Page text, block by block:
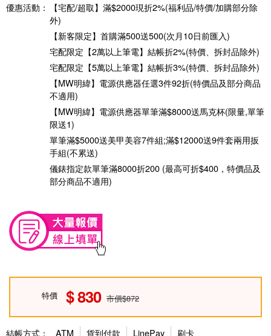
優惠活動：
【宅配/超取】滿$2000現折2%(福利品/特價/加購部分除
外)
【新客限定】首購滿500送500(次月10日前匯入)
宅配限定【2萬以上筆電】結帳折2%(特價、拆封品除外)
宅配限定【5萬以上筆電】結帳折3%(特價、拆封品除外)
【MW明緯】電源供應器任選3件92折(特價品及部分商品
不適用)
【MW明緯】電源供應器單筆滿$8000送馬克杯(限量,單筆
限送1)
單筆滿$5000送美甲美容7件組;滿$12000送9件套兩用扳
手組(不累送)
儀錶指定款單筆滿8000折200 (最高可折$400，特價品及
部分商品不適用)
特價 830 市價$872
結帳方式： ATM 貨到付款 LinePay 刷卡